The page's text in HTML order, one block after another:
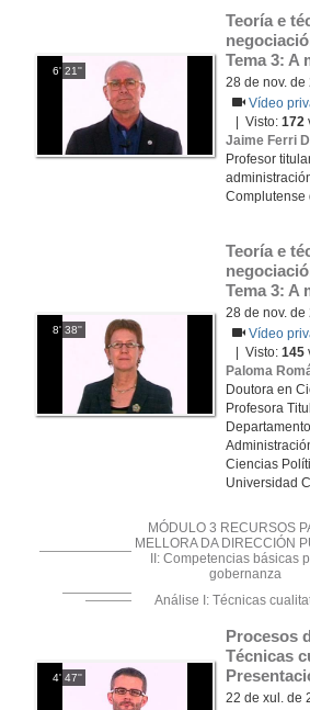
6' 21''
Teoría e
Tema 3: A
28 de nov. de
Vídeo
| Visto:172
Jaime Ferri
Profesor
Complutense
8' 38''
Teoría e
Tema 3: A
28 de nov. de
Vídeo
| Visto:145
Paloma
Doutora en
Profesora
Ciencias
Universidad
MÓDULO 3 RECURSOS
MELLORA DA DIRECCIÓN
II: Competencias básicas
gobernanza
Análise I: Técnicas
4' 47''
Procesos
Técnicas
22 de xul. de